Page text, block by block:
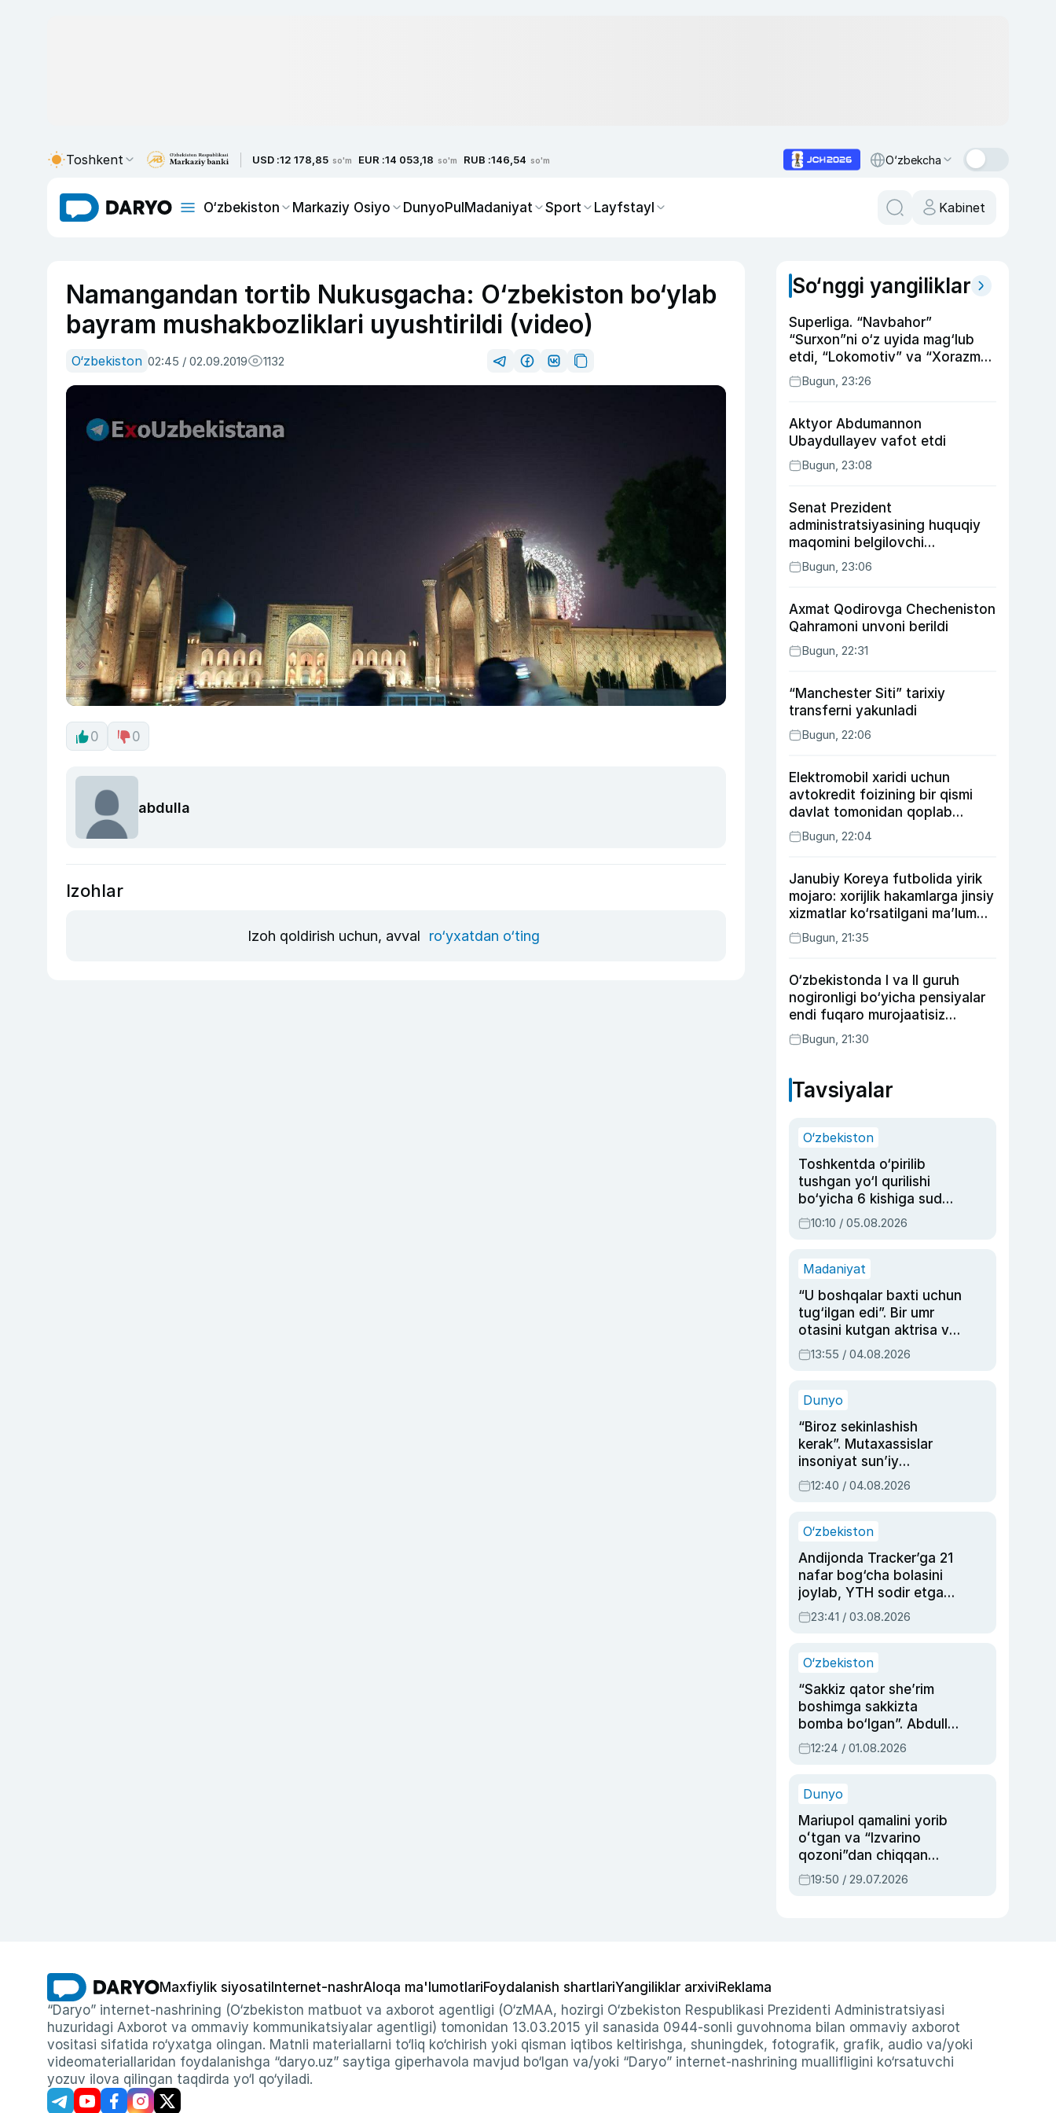
Toshkent USD :12 178,85 so'm EUR :14 053,18 so'm RUB :146,54 so'm O‘zbekcha
O‘zbekiston Markaziy Osiyo DunyoPulMadaniyat Sport Layfstayl Kabinet
Namangandan tortib Nukusgacha: O‘zbekiston bo‘ylab
bayram mushakbozliklari uyushtirildi (video)
O‘zbekiston 02:45 / 02.09.2019 1132
0 0
abdulla
Izohlar
Izoh qoldirish uchun, avval ro‘yxatdan o‘ting
So‘nggi yangiliklar
Superliga. “Navbahor”
“Surxon”ni o‘z uyida mag‘lub
etdi, “Lokomotiv” va “Xorazm”
uyda g‘alaba qozondi
Bugun, 23:26
Aktyor Abdu­mannon
Ubaydullayev vafot etdi
Bugun, 23:08
Senat Prezident
administratsiyasining huquqiy
maqomini belgilovchi
konstitutsiyaviy qonunni
ma’qulladi
Bugun, 23:06
Axmat Qodirovga Checheniston
Qahramoni unvoni berildi
Bugun, 22:31
“Manchester Siti” tarixiy
transferni yakunladi
Bugun, 22:06
Elektromobil xaridi uchun
avtokredit foizining bir qismi
davlat tomonidan qoplab
berilishi mumkin
Bugun, 22:04
Janubiy Koreya futbolida yirik
mojaro: xorijlik hakamlarga jinsiy
xizmatlar ko‘rsatilgani ma’lum
qilindi
Bugun, 21:35
O‘zbekistonda I va II guruh
nogironligi bo‘yicha pensiyalar
endi fuqaro murojaatisiz
tayinlanishi mumkin
Bugun, 21:30
Tavsiyalar
O‘zbekiston
Toshkentda o‘pirilib
tushgan yo‘l qurilishi
bo‘yicha 6 kishiga sud
hukmi o‘qildi
10:10 / 05.08.2026
Madaniyat
“U boshqalar baxti uchun
tug‘ilgan edi”. Bir umr
otasini kutgan aktrisa va
dublyaj ustasi Rimma
Ahmedovaning
13:55 / 04.08.2026
Dunyo
“Biroz sekinlashish
kerak”. Mutaxassislar
insoniyat sun’iy
intellektni boshqara
olmay qolishidan xavotir
12:40 / 04.08.2026
O‘zbekiston
Andijonda Tracker’ga 21
nafar bog‘cha bolasini
joylab, YTH sodir etgan
ayolga sud hukmi o‘qildi
23:41 / 03.08.2026
O‘zbekiston
“Sakkiz qator she’rim
boshimga sakkizta
bomba bo‘lgan”. Abdulla
Oripovni siyosiy
ayblovlardan asrab
12:24 / 01.08.2026
Dunyo
Mariupol qamalini yorib
oʻtgan va “Izvarino
qozoni”dan chiqqan
qahramon — Ukraina
armiyasi bosh
19:50 / 29.07.2026
Maxfiylik siyosati Internet-nashrAloqa ma'lumotlariFoydalanish shartlariYangiliklar arxiviReklama
“Daryo” internet-nashrining (O‘zbekiston matbuot va axborot agentligi (O‘zMAA, hozirgi O‘zbekiston Respublikasi Prezidenti Administratsiyasi
huzuridagi Axborot va ommaviy kommunikatsiyalar agentligi) tomonidan 13.03.2015 yil sanasida 0944-sonli guvohnoma bilan ommaviy axborot
vositasi sifatida ro‘yxatga olingan. Matnli materiallarni to‘liq ko‘chirish yoki qisman iqtibos keltirishga, shuningdek, fotografik, grafik, audio va/yoki
videomateriallaridan foydalanishga “daryo.uz” saytiga giperhavola mavjud bo‘lgan va/yoki “Daryo” internet-nashrining muallifligini ko‘rsatuvchi
yozuv ilova qilingan taqdirda yo‘l qo‘yiladi.